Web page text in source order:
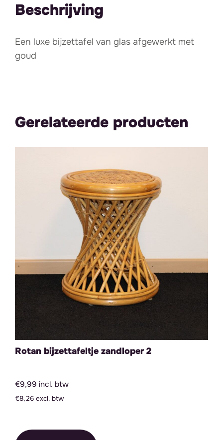
Beschrijving
Een luxe bijzettafel van glas afgewerkt met
goud
Gerelateerde producten
Rotan bijzettafeltje zandloper 2
€9,99 incl. btw
€8,26 excl. btw